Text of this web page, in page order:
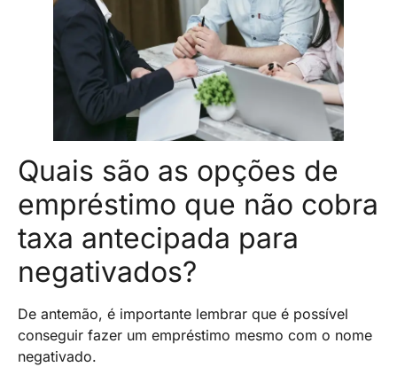
Quais são as opções de
empréstimo que não cobra
taxa antecipada para
negativados?
De antemão, é importante lembrar que é possível
conseguir fazer um empréstimo mesmo com o nome
negativado.